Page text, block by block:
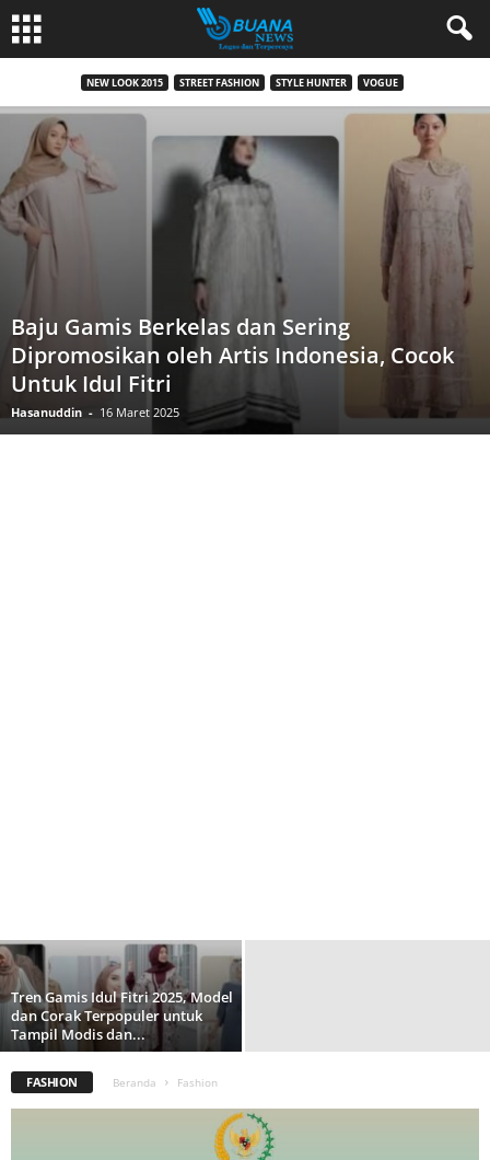
NEW LOOK 2015 STREET FASHION STYLE HUNTER VOGUE
Baju Gamis Berkelas dan Sering
Dipromosikan oleh Artis Indonesia, Cocok
Untuk Idul Fitri
Hasanuddin - 16 Maret 2025
Tren Gamis Idul Fitri 2025, Model
dan Corak Terpopuler untuk
Tampil Modis dan...
FASHION Beranda Fashion